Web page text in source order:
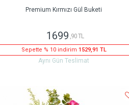
Premium Kırmızı Gül Buketi
1699 ,90 TL
Sepette % 10 indirim 1529,91 TL
Aynı Gün Teslimat